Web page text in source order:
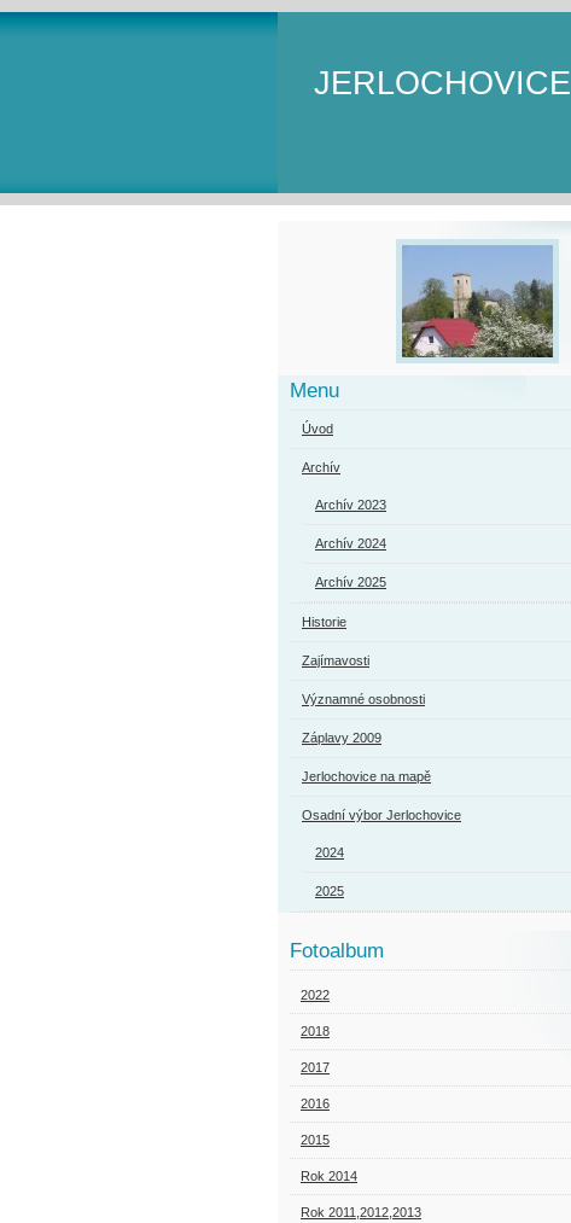
JERLOCHOVICE
Menu
Úvod
Archív
Archív 2023
Archív 2024
Archív 2025
Historie
Zajímavosti
Významné osobnosti
Záplavy 2009
Jerlochovice na mapě
Osadní výbor Jerlochovice
2024
2025
Fotoalbum
2022
2018
2017
2016
2015
Rok 2014
Rok 2011,2012,2013